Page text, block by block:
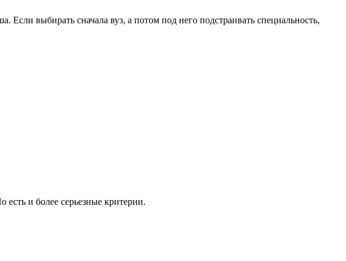
Если выбирать сначала вуз, а потом под него подстраивать специальность,
и более серьезные критерии.